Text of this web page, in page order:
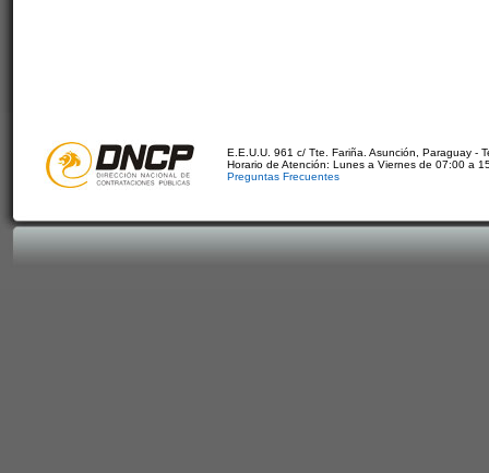
E.E.U.U. 961 c/ Tte. Fariña. Asunción, Paraguay -
Horario de Atención: Lunes a Viernes de 07:00 a
Preguntas Frecuentes